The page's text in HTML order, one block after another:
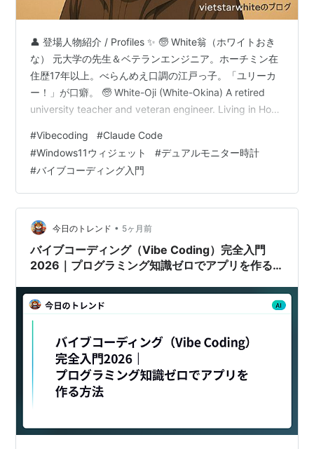
👤 登場人物紹介 / Profiles ✨ 🧓 White翁（ホワイトおき
な） 元大学の先生＆ベテランエンジニア。ホーチミン在
住歴17年以上。べらんめえ口調の江戸っ子。「ユリーカ
ー！」が口癖。 🧓 White-Oji (White-Okina) A retired
university teacher and veteran engineer. Living in Ho
Edo dialect. His catchphrase is "Eureka!" 🤖 ソネちゃん
（Claude …
#Vibecoding #Claude Code
#Windows11ウィジェット #デュアルモニター時計
#バイブコーディング入門
今日のトレンド • 5ヶ月前
バイブコーディング（Vibe Coding）完全入門
2026｜プログラミング知識ゼロでアプリを作る